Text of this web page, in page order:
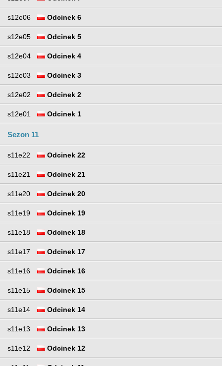
s12e06 Odcinek 6
s12e05 Odcinek 5
s12e04 Odcinek 4
s12e03 Odcinek 3
s12e02 Odcinek 2
s12e01 Odcinek 1
Sezon 11
s11e22 Odcinek 22
s11e21 Odcinek 21
s11e20 Odcinek 20
s11e19 Odcinek 19
s11e18 Odcinek 18
s11e17 Odcinek 17
s11e16 Odcinek 16
s11e15 Odcinek 15
s11e14 Odcinek 14
s11e13 Odcinek 13
s11e12 Odcinek 12